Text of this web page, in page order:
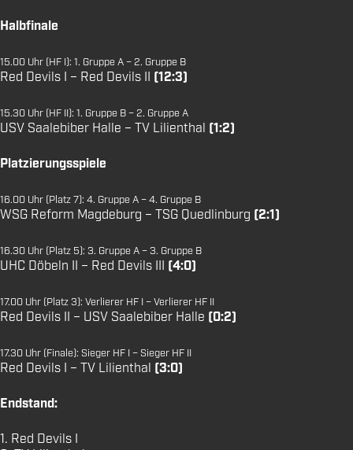
Halbfinale
15.00 Uhr (HF I): 1. Gruppe A – 2. Gruppe B
Red Devils I – Red Devils II (12:3)
15.30 Uhr (HF II): 1. Gruppe B – 2. Gruppe A
USV Saalebiber Halle – TV Lilienthal (1:2)
Platzierungsspiele
16.00 Uhr (Platz 7): 4. Gruppe A – 4. Gruppe B
WSG Reform Magdeburg – TSG Quedlinburg (2:1)
16.30 Uhr (Platz 5): 3. Gruppe A – 3. Gruppe B
UHC Döbeln II – Red Devils III (4:0)
17.00 Uhr (Platz 3): Verlierer HF I – Verlierer HF II
Red Devils II – USV Saalebiber Halle (0:2)
17.30 Uhr (Finale): Sieger HF I – Sieger HF II
Red Devils I – TV Lilienthal (3:0)
Endstand:
1. Red Devils I